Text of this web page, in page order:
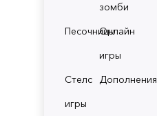
зомби
ПесочницыОнлайн
игры
Стелс
игры
Дополнения